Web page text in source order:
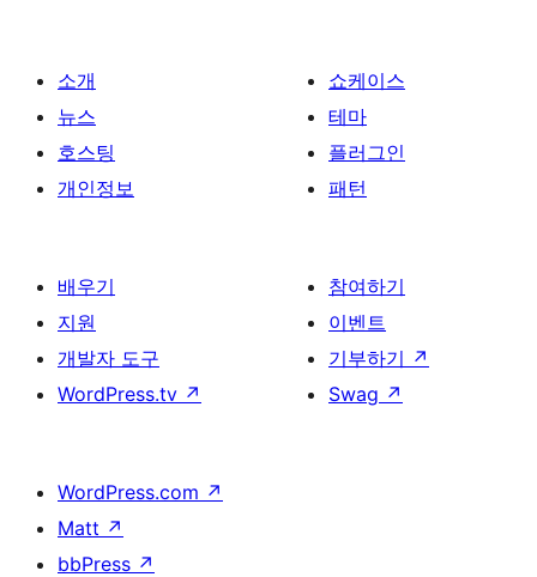
소개
뉴스
호스팅
개인정보
쇼케이스
테마
플러그인
패턴
배우기
지원
개발자 도구
WordPress.tv ↗
참여하기
이벤트
기부하기 ↗
Swag ↗
WordPress.com ↗
Matt ↗
bbPress ↗